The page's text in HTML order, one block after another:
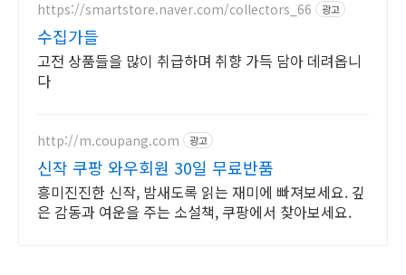
https://smartstore.naver.com/collectors_66 광고
수집가들
고전 상품들을 많이 취급하며 취향 가득 담아 데려옵니
다
http://m.coupang.com 광고
신작 쿠팡 와우회원 30일 무료반품
흥미진진한 신작, 밤새도록 읽는 재미에 빠져보세요. 깊
은 감동과 여운을 주는 소설책, 쿠팡에서 찾아보세요.